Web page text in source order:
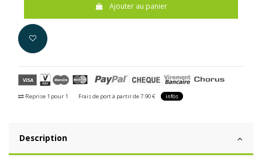
Ajouter au panier
Reprise 1 pour 1 Frais de port à partir de 7.90 € infos
Description